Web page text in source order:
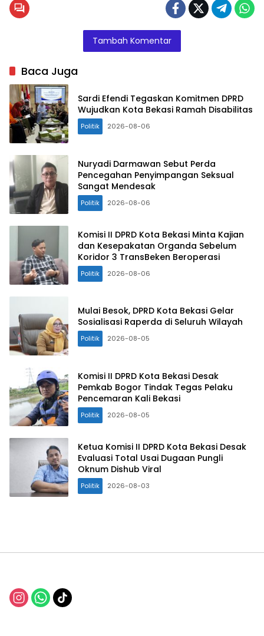
Syaikhu,
Anggota
Tambah Komentar
Baca Juga
Sardi Efendi Tegaskan Komitmen DPRD
Wujudkan Kota Bekasi Ramah Disabilitas
Politik 2026-08-06
Nuryadi Darmawan Sebut Perda
Pencegahan Penyimpangan Seksual
Sangat Mendesak
Politik 2026-08-06
Komisi II DPRD Kota Bekasi Minta Kajian
dan Kesepakatan Organda Sebelum
Koridor 3 TransBeken Beroperasi
Politik 2026-08-06
Mulai Besok, DPRD Kota Bekasi Gelar
Sosialisasi Raperda di Seluruh Wilayah
Politik 2026-08-05
Komisi II DPRD Kota Bekasi Desak
Pemkab Bogor Tindak Tegas Pelaku
Pencemaran Kali Bekasi
Politik 2026-08-05
Ketua Komisi II DPRD Kota Bekasi Desak
Evaluasi Total Usai Dugaan Pungli
Oknum Dishub Viral
Politik 2026-08-03